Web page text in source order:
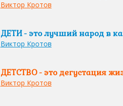
Виктор Кротов
ДЕТИ - это лучший народ в
Виктор Кротов
ДЕТСТВО - это дегустация
Виктор Кротов